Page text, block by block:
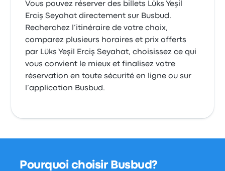
Vous pouvez réserver des billets Lüks Yeşil
Erciş Seyahat directement sur Busbud.
Recherchez l’itinéraire de votre choix,
comparez plusieurs horaires et prix offerts
par Lüks Yeşil Erciş Seyahat, choisissez ce qui
vous convient le mieux et finalisez votre
réservation en toute sécurité en ligne ou sur
l’application Busbud.
Pourquoi choisir Busbud?